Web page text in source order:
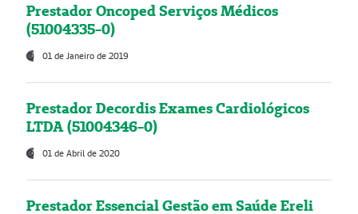
Prestador Oncoped Serviços Médicos
(51004335-0)
01 de Janeiro de 2019
Prestador Decordis Exames Cardiológicos
LTDA (51004346-0)
01 de Abril de 2020
Prestador Essencial Gestão em Saúde Ereli